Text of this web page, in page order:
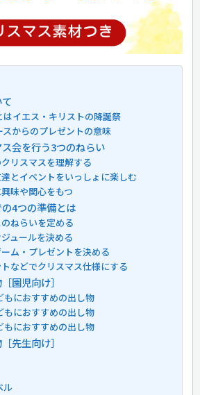
はイエス・キリストの降誕祭
スからのプレゼントの意味
会を行う3つのねらい
リスマスを理解する
とイベントをいっしょに楽しむ
味や関心をもつ
4つの準備とは
ねらいを定める
ュールを決める
ム・プレゼントを決める
などでクリスマス仕様にする
園児向け］
もにおすすめの出し物
もにおすすめの出し物
もにおすすめの出し物
先生向け］
ル